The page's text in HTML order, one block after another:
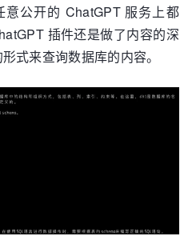
公开的 ChatGPT 服务上都
插件还是做了内容的深
式来查询数据库的内容。